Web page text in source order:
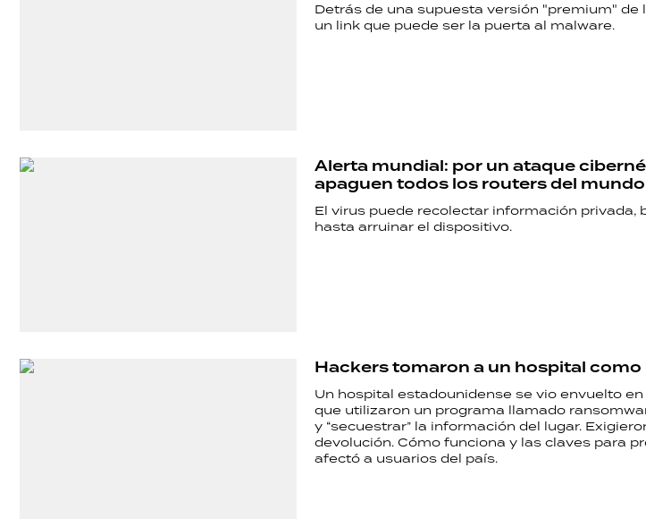
Detrás de una supuesta versión "premium" de
un link que puede ser la puerta al malware.
Alerta mundial: por un ataque
apaguen todos los routers del mundo
El virus puede recolectar información privada,
hasta arruinar el dispositivo.
Hackers tomaron a un hospital
Un hospital estadounidense se vio envuelto
que utilizaron un programa llamado
y “secuestrar” la información del lugar.
devolución. Cómo funciona y las claves para
afectó a usuarios del país.
POLICIALES